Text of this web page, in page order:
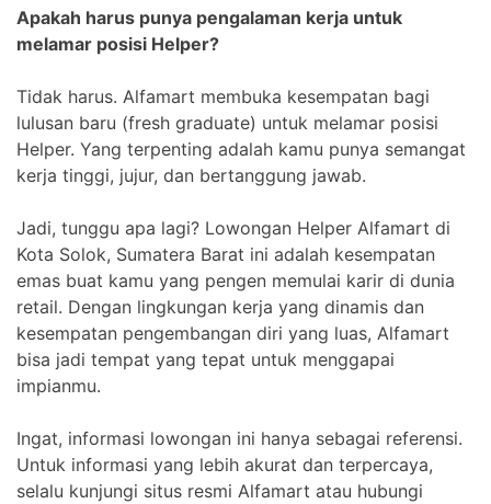
Apakah harus punya pengalaman kerja untuk
melamar posisi Helper?
Tidak harus. Alfamart membuka kesempatan bagi
lulusan baru (fresh graduate) untuk melamar posisi
Helper. Yang terpenting adalah kamu punya semangat
kerja tinggi, jujur, dan bertanggung jawab.
Jadi, tunggu apa lagi? Lowongan Helper Alfamart di
Kota Solok, Sumatera Barat ini adalah kesempatan
emas buat kamu yang pengen memulai karir di dunia
retail. Dengan lingkungan kerja yang dinamis dan
kesempatan pengembangan diri yang luas, Alfamart
bisa jadi tempat yang tepat untuk menggapai
impianmu.
Ingat, informasi lowongan ini hanya sebagai referensi.
Untuk informasi yang lebih akurat dan terpercaya,
selalu kunjungi situs resmi Alfamart atau hubungi